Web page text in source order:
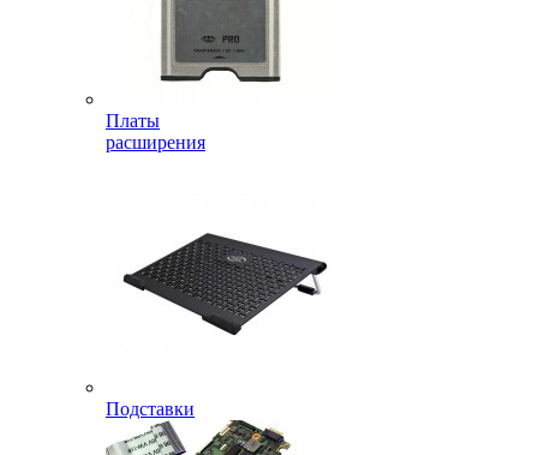
Платы
расширения
Подставки